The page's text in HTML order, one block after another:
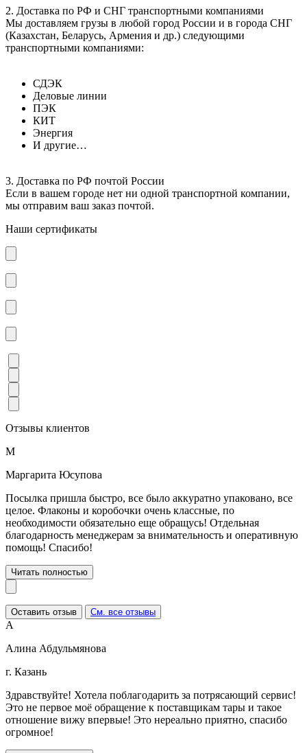
2. Доставка по РФ и СНГ транспортными компаниями
Мы доставляем грузы в любой город России и в города СНГ
(Казахстан, Беларусь, Армения и др.) следующими
транспортными компаниями:
СДЭК
Деловые линии
ПЭК
КИТ
Энергия
И другие…
3. Доставка по РФ почтой России
Если в вашем городе нет ни одной транспортной компании,
мы отправим ваш заказ почтой.
Наши сертификаты
Отзывы клиентов
М
Маргарита Юсупова
Посылка пришла быстро, все было аккуратно упаковано, все
целое. Флаконы и коробочки очень классные, по
необходимости обязательно еще обращусь! Отдельная
благодарность менеджерам за внимательность и оперативную
помощь! Спасибо!
Читать полностью
Оставить отзыв См. все отзывы
А
Алина Абдульмянова
г. Казань
Здравствуйте! Хотела поблагодарить за потрясающий сервис!
Это не первое моё обращение к поставщикам тары и такое
отношение вижу впервые! Это нереально приятно, спасибо
огромное!